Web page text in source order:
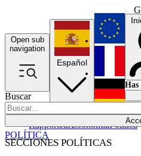
Open sub
navigation
Buscar
SECCIONES POLÍTICAS
RapporteurEconomíaPolítica
Español
Has
POLÍTICA